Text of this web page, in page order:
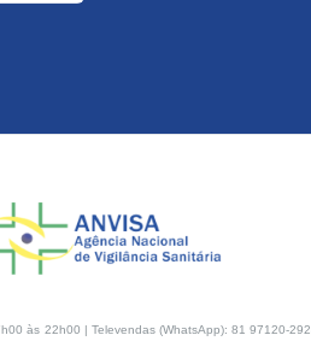
às 22h00 | Televendas (WhatsApp): 81 97120-